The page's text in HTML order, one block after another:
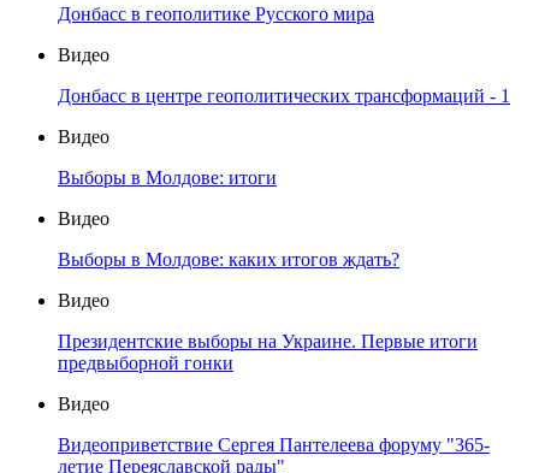
Донбасс в геополитике Русского мира
Видео
Донбасс в центре геополитических трансформаций - 1
Видео
Выборы в Молдове: итоги
Видео
Выборы в Молдове: каких итогов ждать?
Видео
Президентские выборы на Украине. Первые итоги
предвыборной гонки
Видео
Видеоприветствие Сергея Пантелеева форуму "365-
летие Переяславской рады"